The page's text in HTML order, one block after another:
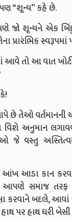
“શૂન્ય” કહે છે.
જો શૂન્યને એક
પ્રારંભિક
આવે તો આ વાત
તેઓ વર્તમાનની
વિશે અનુમાન
જે વસ્તુ
આડા કાન
સમાજ તરફ
કરવાને બદલે,
પર હાથ ધરી બેસી